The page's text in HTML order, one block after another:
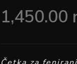
1,450.00